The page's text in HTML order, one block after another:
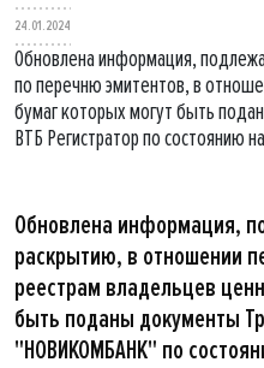
24.01.2024
Обновлена информация,
по перечню эмитентов, в
бумаг которых могут быть
ВТБ Регистратор по состоянию
Обновлена информация,
раскрытию, в отношении
реестрам владельцев
быть поданы документы
"НОВИКОМБАНК" по